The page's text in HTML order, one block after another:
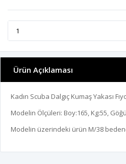
Ürün Açıklaması
Kadın Scuba Dalgıç Kumaş Yakası
Modelin Ölçüleri: Boy:165, Kg:55,
Modelin üzerindeki ürün M/38